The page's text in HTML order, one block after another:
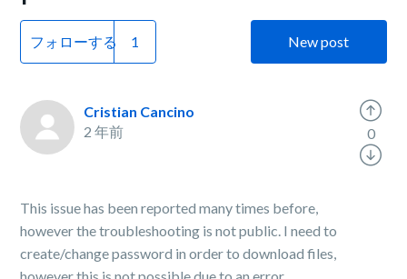
フォローする New post
Cristian Cancino
2 年前
This issue has been reported many times before,
however the troubleshooting is not public. I need to
create/change password in order to download files,
0